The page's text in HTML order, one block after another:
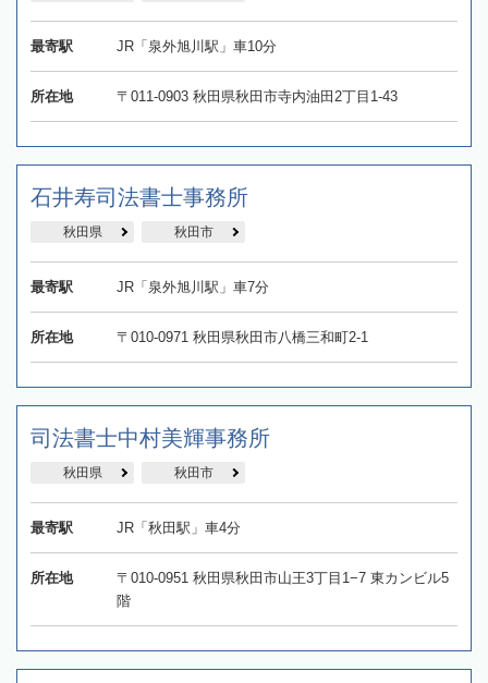
最寄駅 JR「泉外旭川駅」車10分
所在地 〒011-0903 秋田県秋田市寺内油田2丁目1-43
石井寿司法書士事務所
秋田県 秋田市
最寄駅 JR「泉外旭川駅」車7分
所在地 〒010-0971 秋田県秋田市八橋三和町2-1
司法書士中村美輝事務所
秋田県 秋田市
最寄駅 JR「秋田駅」車4分
所在地
〒010-0951 秋田県秋田市山王3丁目1−7 東カンビル5
階